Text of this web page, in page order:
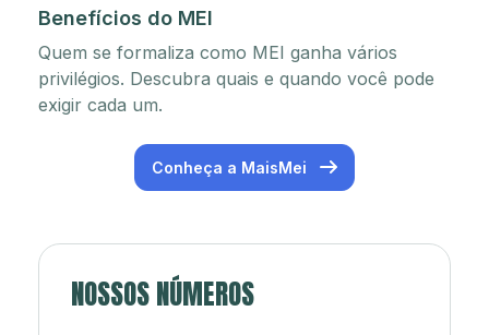
Benefícios do MEI
Quem se formaliza como MEI ganha vários
privilégios. Descubra quais e quando você pode
exigir cada um.
Conheça a MaisMei
NOSSOS NÚMEROS